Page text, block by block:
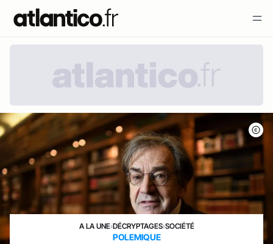
A LA UNE›DÉCRYPTAGES›SOCIÉTÉ
POLEMIQUE